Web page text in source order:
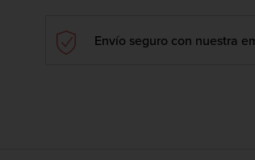
Envío seguro con nuestra